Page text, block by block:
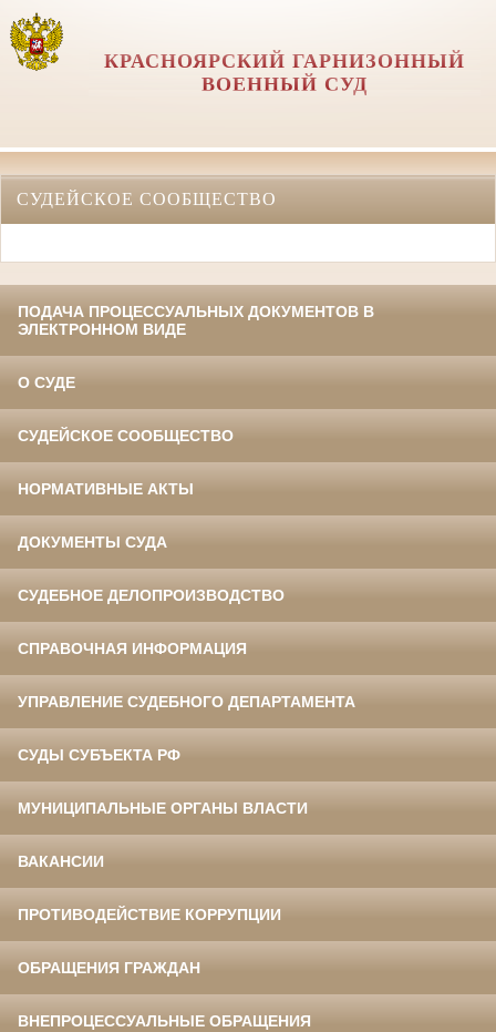
КРАСНОЯРСКИЙ ГАРНИЗОННЫЙ
ВОЕННЫЙ СУД
СУДЕЙСКОЕ СООБЩЕСТВО
ПОДАЧА ПРОЦЕССУАЛЬНЫХ ДОКУМЕНТОВ В
ЭЛЕКТРОННОМ ВИДЕ
О СУДЕ
СУДЕЙСКОЕ СООБЩЕСТВО
НОРМАТИВНЫЕ АКТЫ
ДОКУМЕНТЫ СУДА
СУДЕБНОЕ ДЕЛОПРОИЗВОДСТВО
СПРАВОЧНАЯ ИНФОРМАЦИЯ
УПРАВЛЕНИЕ СУДЕБНОГО ДЕПАРТАМЕНТА
СУДЫ СУБЪЕКТА РФ
МУНИЦИПАЛЬНЫЕ ОРГАНЫ ВЛАСТИ
ВАКАНСИИ
ПРОТИВОДЕЙСТВИЕ КОРРУПЦИИ
ОБРАЩЕНИЯ ГРАЖДАН
ВНЕПРОЦЕССУАЛЬНЫЕ ОБРАЩЕНИЯ